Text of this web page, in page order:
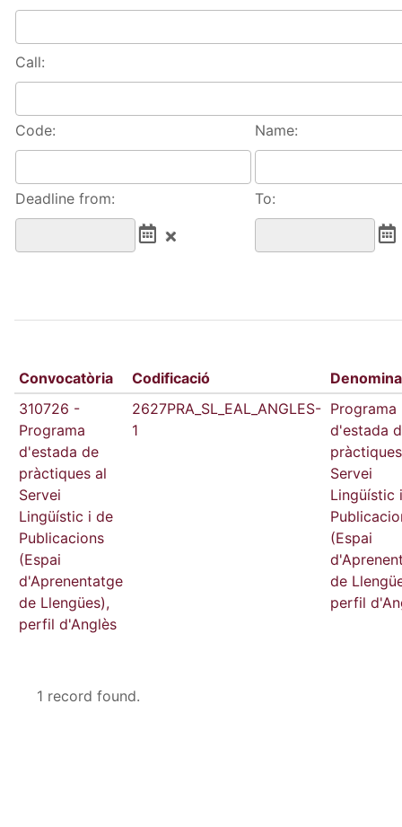
Call:
Code: Name:
Deadline from: To:
Convocatòria Codificació
310726 -
Programa
d'estada de
pràctiques al
Servei
Lingüístic i de
Publicacions
(Espai
d'Aprenentatge
de Llengües),
perfil d'Anglès
2627PRA_SL_EAL_ANGLES-
1
Programa
d'estada
Servei
Lingüístic
(Espai
de
perfil
1 record found.